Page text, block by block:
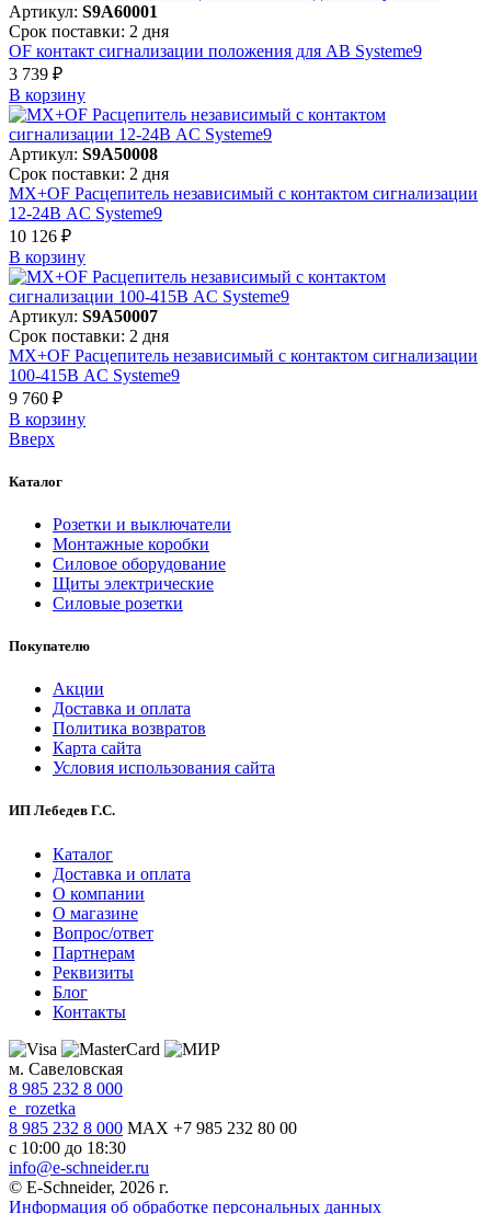
Артикул: S9A60001
Срок поставки: 2 дня
OF контакт сигнализации положения для АВ Systeme9
3 739 ₽
В корзинy
Артикул: S9A50008
Срок поставки: 2 дня
MX+OF Расцепитель независимый с контактом сигнализации
12-24В AC Systeme9
10 126 ₽
В корзинy
Артикул: S9A50007
Срок поставки: 2 дня
MX+OF Расцепитель независимый с контактом сигнализации
100-415В AC Systeme9
9 760 ₽
В корзинy
Вверх
Каталог
Розетки и выключатели
Монтажные коробки
Силовое оборудование
Щиты электрические
Силовые розетки
Покупателю
Акции
Доставка и оплата
Политика возвратов
Карта сайта
Условия использования сайта
ИП Лебедев Г.С.
Каталог
Доставка и оплата
О компании
О магазине
Вопрос/ответ
Партнерам
Реквизиты
Блог
Контакты
м. Савеловская
8 985 232 8 000
e_rozetka
8 985 232 8 000 MAX +7 985 232 80 00
с 10:00 до 18:30
info@e-schneider.ru
© E-Schneider, 2026 г.
Информация об обработке персональных данных